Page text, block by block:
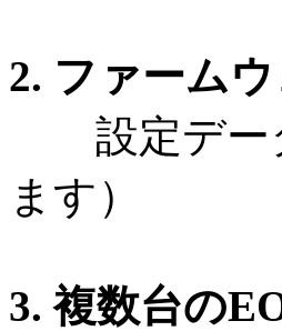
2. ファーム
設定データ
ます）
3. 複数台の